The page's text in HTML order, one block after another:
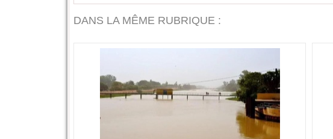
DANS LA MÊME RUBRIQUE :